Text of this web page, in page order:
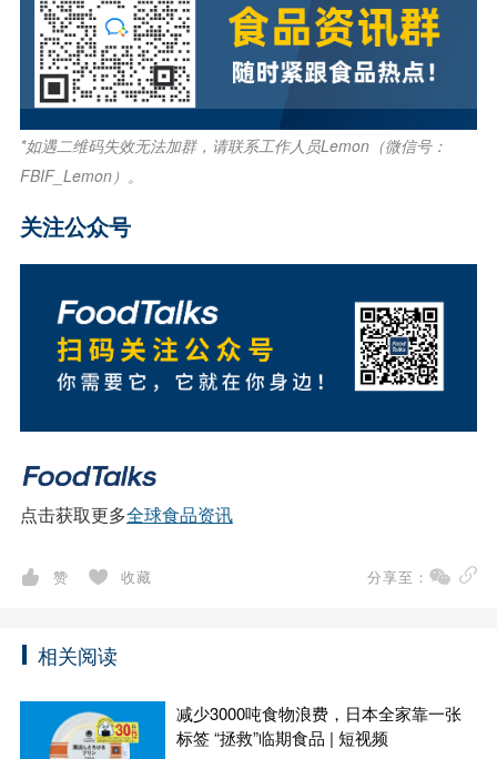
*如遇二维码失效无法加群，请联系工作人员Lemon（微信号：
FBIF_Lemon） 。
关注公众号
点击获取更多全球食品资讯
赞 收藏 分享至：
相关阅读
减少3000吨食物浪费，日本全家靠一张
标签 “拯救”临期食品 | 短视频